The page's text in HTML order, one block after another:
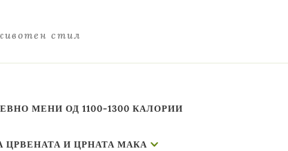
стил
МЕНИ ОД 1100-1300 КАЛОРИИ
И ЦРНАТА МАКА